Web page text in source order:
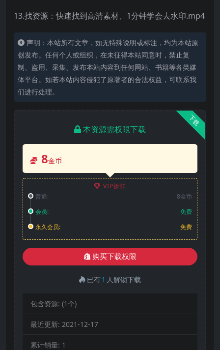
13.找资源：快速找到高清素材、1分钟学会去水印.mp4
声明：本站所有文章，如无特殊说明或标注，均为本站原
创发布。任何个人或组织，在未征得本站同意时，禁止复
制、盗用、采集、发布本站内容到任何网站、书籍等各类媒
体平台。如若本站内容侵犯了原著者的合法权益，可联系我
们进行处理。
下载
本资源需权限下载
8金币
VIP折扣
普通:
8金币
会员:
免费
永久会员:
免费
购买下载权限
已有1 人解锁下载
包含资源: (1个)
最近更新: 2021-12-17
累计销量: 1